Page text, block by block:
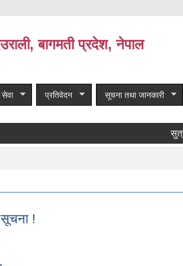
बागमती प्रदेश, नेपाल
प्रतिवेदन सूचना तथा जानकारी
!